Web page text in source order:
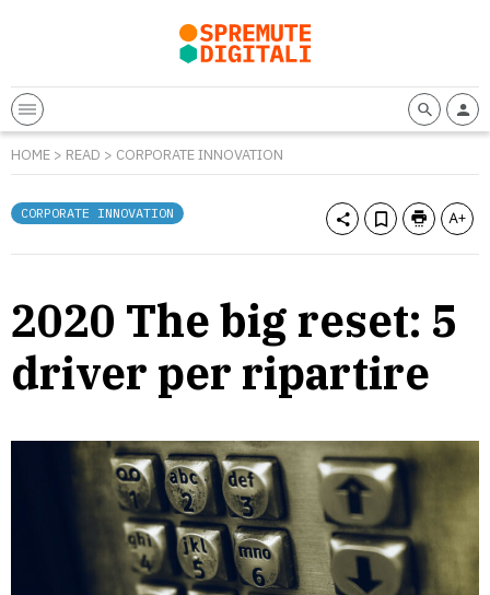
HOME > READ > CORPORATE INNOVATION
CORPORATE INNOVATION
2020 The big reset: 5
driver per ripartire